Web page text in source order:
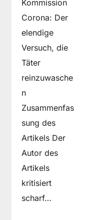
Kommission
Corona: Der
elendige
Versuch, die
Täter
reinzuwasche
n
Zusammenfas
sung des
Artikels Der
Autor des
Artikels
kritisiert
scharf…